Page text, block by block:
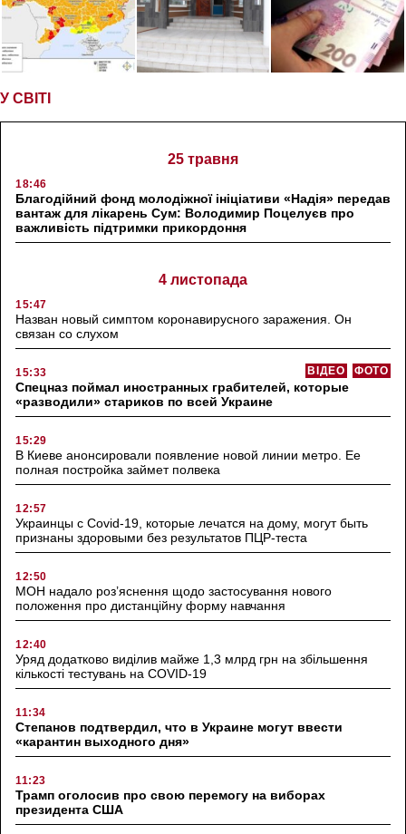
У СВІТІ
25 травня
18:46
Благодійний фонд молодіжної ініціативи «Надія» передав
вантаж для лікарень Сум: Володимир Поцелуєв про
важливість підтримки прикордоння
4 листопада
15:47
Назван новый симптом коронавирусного заражения. Он
связан со слухом
15:33 ФОТО
ВІДЕО
Спецназ поймал иностранных грабителей, которые
«разводили» стариков по всей Украине
15:29
В Киеве анонсировали появление новой линии метро. Ее
полная постройка займет полвека
12:57
Украинцы с Covid-19, которые лечатся на дому, могут быть
признаны здоровыми без результатов ПЦР-теста
12:50
МОН надало роз’яснення щодо застосування нового
положення про дистанційну форму навчання
12:40
Уряд додатково виділив майже 1,3 млрд грн на збільшення
кількості тестувань на COVID-19
11:34
Степанов подтвердил, что в Украине могут ввести
«карантин выходного дня»
11:23
Трамп оголосив про свою перемогу на виборах
президента США